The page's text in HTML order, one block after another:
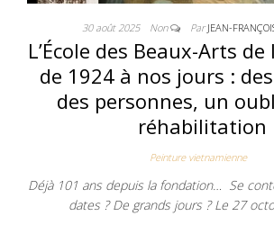
30 août 2025 Non ParJEAN-
L’École des Beaux-Arts de
de 1924 à nos jours :
des personnes, un
réhabilitation
Peinture vietnamienne
Déjà 101 ans depuis la fondation… Se
dates ? De grands jours ? Le 27